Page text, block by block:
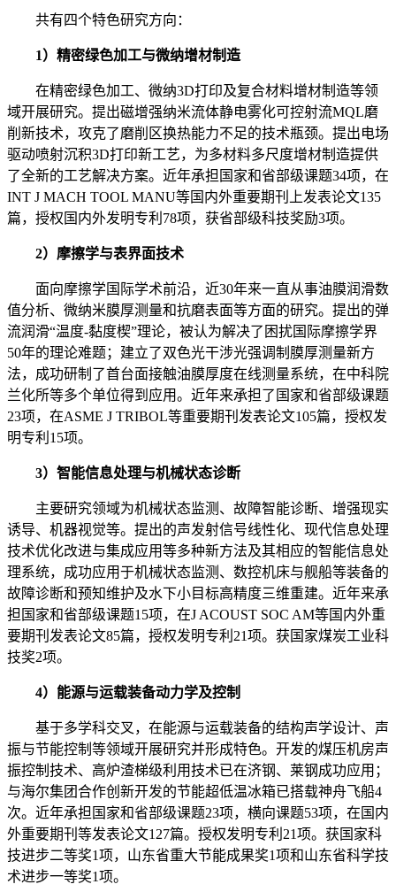
共有四个特色研究方向：
1）精密绿色加工与微纳增材制造
在精密绿色加工、微纳3D打印及复合材料增材制造等领
域开展研究。提出磁增强纳米流体静电雾化可控射流MQL磨
削新技术，攻克了磨削区换热能力不足的技术瓶颈。提出电场
驱动喷射沉积3D打印新工艺，为多材料多尺度增材制造提供
了全新的工艺解决方案。近年承担国家和省部级课题34项，在
INT J MACH TOOL MANU等国内外重要期刊上发表论文135
篇，授权国内外发明专利78项，获省部级科技奖励3项。
2）摩擦学与表界面技术
面向摩擦学国际学术前沿，近30年来一直从事油膜润滑数
值分析、微纳米膜厚测量和抗磨表面等方面的研究。提出的弹
流润滑“温度-黏度楔”理论，被认为解决了困扰国际摩擦学界
50年的理论难题；建立了双色光干涉光强调制膜厚测量新方
法，成功研制了首台面接触油膜厚度在线测量系统，在中科院
兰化所等多个单位得到应用。近年来承担了国家和省部级课题
23项，在ASME J TRIBOL等重要期刊发表论文105篇，授权发
明专利15项。
3）智能信息处理与机械状态诊断
主要研究领域为机械状态监测、故障智能诊断、增强现实
诱导、机器视觉等。提出的声发射信号线性化、现代信息处理
技术优化改进与集成应用等多种新方法及其相应的智能信息处
理系统，成功应用于机械状态监测、数控机床与舰船等装备的
故障诊断和预知维护及水下小目标高精度三维重建。近年来承
担国家和省部级课题15项，在J ACOUST SOC AM等国内外重
要期刊发表论文85篇，授权发明专利21项。获国家煤炭工业科
技奖2项。
4）能源与运载装备动力学及控制
基于多学科交叉，在能源与运载装备的结构声学设计、声
振与节能控制等领域开展研究并形成特色。开发的煤压机房声
振控制技术、高炉渣梯级利用技术已在济钢、莱钢成功应用；
与海尔集团合作创新开发的节能超低温冰箱已搭载神舟飞船4
次。近年承担国家和省部级课题23项，横向课题53项，在国内
外重要期刊等发表论文127篇。授权发明专利21项。获国家科
技进步二等奖1项，山东省重大节能成果奖1项和山东省科学技
术进步一等奖1项。